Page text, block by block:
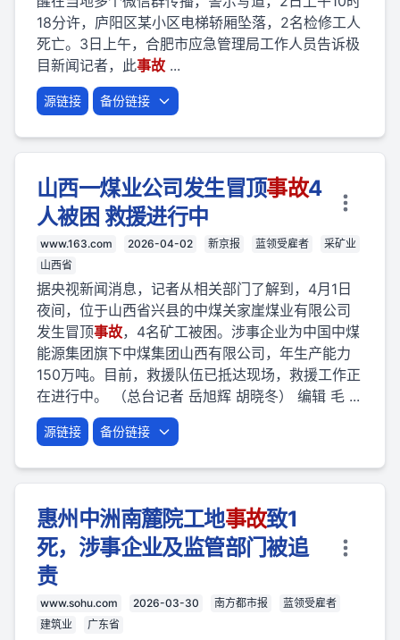
18分许，庐阳区某小区电梯轿厢坠落，2名检修工人
死亡。3日上午，合肥市应急管理局工作人员告诉极
目新闻记者，此事故 ...
源链接 备份链接
山西一煤业公司发生冒顶事故4
人被困 救援进行中
www.163.com 2026-04-02 新京报 蓝领受雇者
采矿业
山西省
据央视新闻消息，记者从相关部门了解到，4月1日
夜间，位于山西省兴县的中煤关家崖煤业有限公司
发生冒顶事故，4名矿工被困。涉事企业为中国中煤
能源集团旗下中煤集团山西有限公司，年生产能力
150万吨。目前，救援队伍已抵达现场，救援工作正
在进行中。 （总台记者 岳旭辉 胡晓冬） 编辑 毛 ...
源链接 备份链接
惠州中洲南麓院工地事故致1
死，涉事企业及监管部门被追
责
www.sohu.com 2026-03-30 南方都市报
蓝领受雇者
建筑业
广东省